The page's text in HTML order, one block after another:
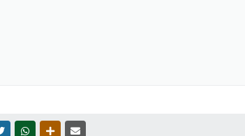
TWITTERWHATSAPPOUTRAS MÍDIAS